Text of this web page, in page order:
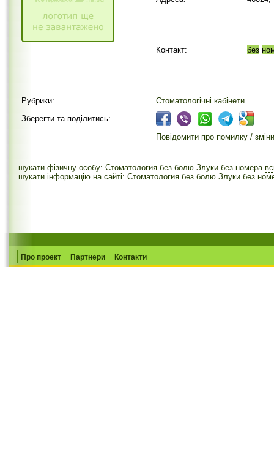
Контакт: без
Рубрики:
Стоматологічні кабінети
Зберегти та поділитись:
Повідомити про помилку / зміни
шукати фізичну особу: Стоматология без болю Злуки без номера
шукати інформацію на сайті: Стоматология без болю Злуки без
Про проект Партнери Контакти